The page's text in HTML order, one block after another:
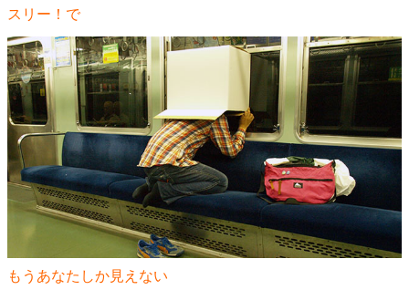
スリー！で
もうあなたしか見えない